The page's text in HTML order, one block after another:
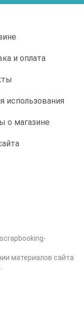
и оплата
использования
о магазине
материалов сайта